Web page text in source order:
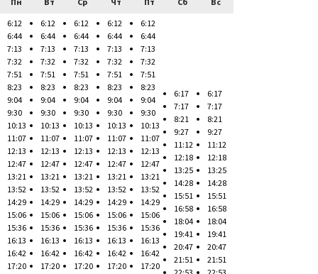
6:12
6:44
7:13
7:32
7:51
8:23
9:04
9:30
10:13
11:07
12:13
12:47
13:21
13:52
14:29
15:06
15:36
16:13
16:42
17:20
6:12
6:44
7:13
7:32
7:51
8:23
9:04
9:30
10:13
11:07
12:13
12:47
13:21
13:52
14:29
15:06
15:36
16:13
16:42
17:20
6:12
6:44
7:13
7:32
7:51
8:23
9:04
9:30
10:13
11:07
12:13
12:47
13:21
13:52
14:29
15:06
15:36
16:13
16:42
17:20
6:12
6:44
7:13
7:32
7:51
8:23
9:04
9:30
10:13
11:07
12:13
12:47
13:21
13:52
14:29
15:06
15:36
16:13
16:42
17:20
6:12
6:44
7:13
7:32
7:51
8:23
9:04
9:30
10:13
11:07
12:13
12:47
13:21
13:52
14:29
15:06
15:36
16:13
16:42
17:20
6:17
7:17
8:21
9:27
11:12
12:18
13:25
14:28
15:51
16:58
18:04
19:41
20:47
21:51
6:17
7:17
8:21
9:27
11:12
12:18
13:25
14:28
15:51
16:58
18:04
19:41
20:47
21:51